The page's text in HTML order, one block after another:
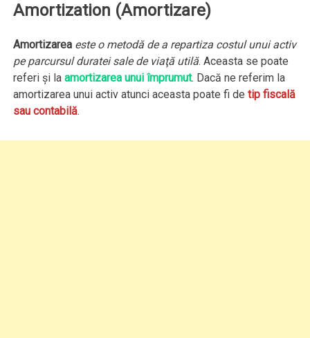
Amortization (Amortizare)
Amortizarea este o metodă de a repartiza costul unui activ
pe parcursul duratei sale de viaţă utilă. Aceasta se poate
referi şi laamortizarea unui împrumut. Dacă ne referim la
amortizarea unui activ atunci aceasta poate fi detip fiscală
sau contabilă.